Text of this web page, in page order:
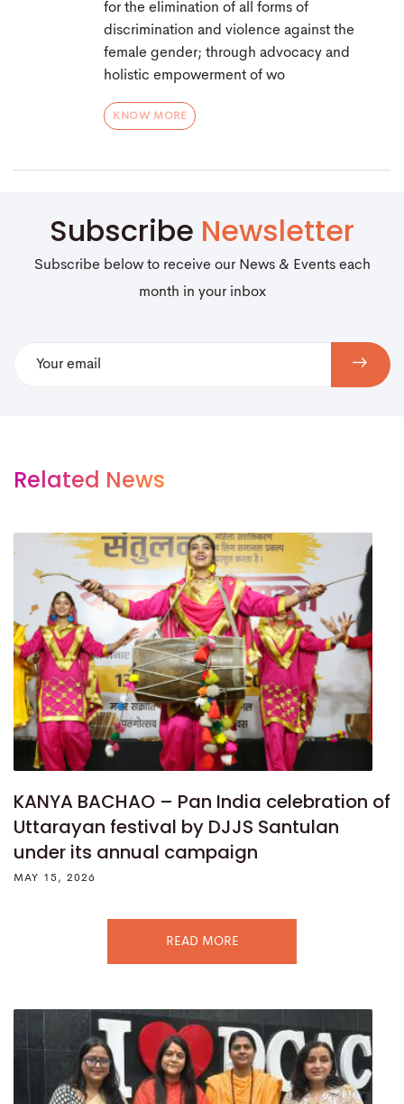
for the elimination of all forms of
discrimination and violence against the
female gender; through advocacy and
holistic empowerment of wo
KNOW MORE
Subscribe Newsletter
Subscribe below to receive our News & Events each
month in your inbox
Related News
KANYA BACHAO – Pan India celebration of
Uttarayan festival by DJJS Santulan
under its annual campaign
MAY 15, 2026
READ MORE